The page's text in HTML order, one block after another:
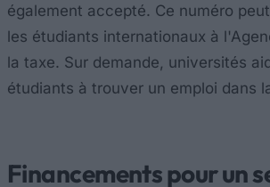
également accepté. Ce numéro
les étudiants internationaux à
la taxe. Sur demande, universités
étudiants à trouver un emploi dans
Financements pour un